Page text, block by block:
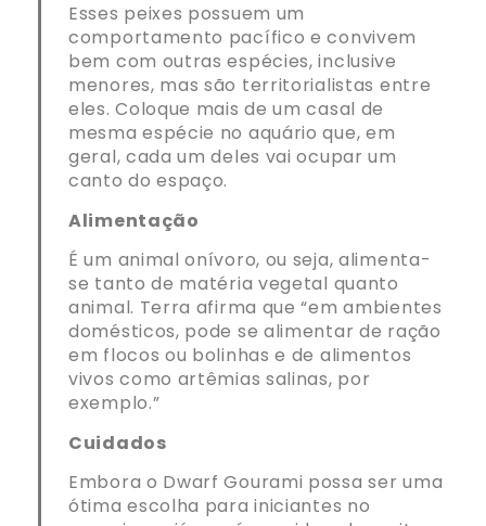
Esses peixes possuem um
comportamento pacífico e convivem
bem com outras espécies, inclusive
menores, mas são territorialistas entre
eles. Coloque mais de um casal de
mesma espécie no aquário que, em
geral, cada um deles vai ocupar um
canto do espaço.
Alimentação
É um animal onívoro, ou seja, alimenta-
se tanto de matéria vegetal quanto
animal. Terra afirma que “em ambientes
domésticos, pode se alimentar de ração
em flocos ou bolinhas e de alimentos
vivos como artêmias salinas, por
exemplo.”
Cuidados
Embora o Dwarf Gourami possa ser uma
ótima escolha para iniciantes no